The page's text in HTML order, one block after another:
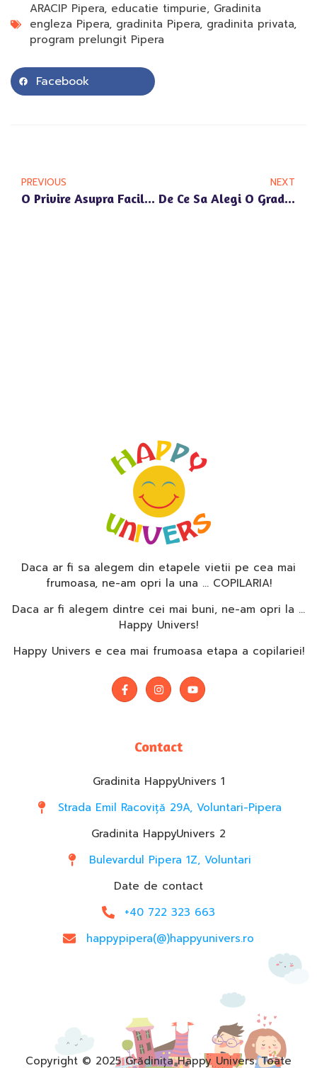
ARACIP Pipera, educatie timpurie, Gradinita
engleza Pipera, gradinita Pipera, gradinita privata,
program prelungit Pipera
Facebook
PREVIOUS
O Privire Asupra Facilitatilor Oferite De Gradinita Din Zona OMV Pipera
NEXT
De Ce Sa Alegi O Gradinita Cu Program Prelungit In Zona Pipera Pentru Copilul Tau
Daca ar fi sa alegem din etapele vietii pe cea mai
frumoasa, ne-am opri la una … COPILARIA!
Daca ar fi alegem dintre cei mai buni, ne-am opri la …
Happy Univers!
Happy Univers e cea mai frumoasa etapa a copilariei!
Contact
Gradinita HappyUnivers 1
Strada Emil Racoviță 29A, Voluntari-Pipera
Gradinita HappyUnivers 2
Bulevardul Pipera 1Z, Voluntari
Date de contact
+40 722 323 663
happypipera(@)happyunivers.ro
Copyright © 2025 Grădinița Happy Univers. Toate